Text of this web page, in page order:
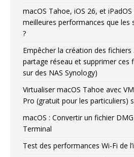
macOS Tahoe, iOS 26, et
meilleures performances que les
?
Empêcher la création des fichiers
partage réseau et supprimer ces
sur des NAS Synology)
Virtualiser macOS Tahoe avec
Pro (gratuit pour les particuliers)
macOS : Convertir un fichier
Terminal
Test des performances Wi-Fi de